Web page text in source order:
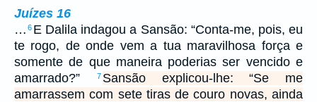
Juízes 16
… 6 E Dalila indagou a Sansão: “Conta-me, pois, eu
te rogo, de onde vem a tua maravilhosa força e
somente de que maneira poderias ser vencido e
amarrado?”
7 Sansão explicou-lhe: “Se me
amarrassem com sete tiras de couro novas, ainda